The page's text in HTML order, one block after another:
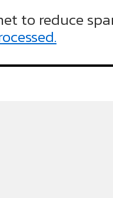
to reduce